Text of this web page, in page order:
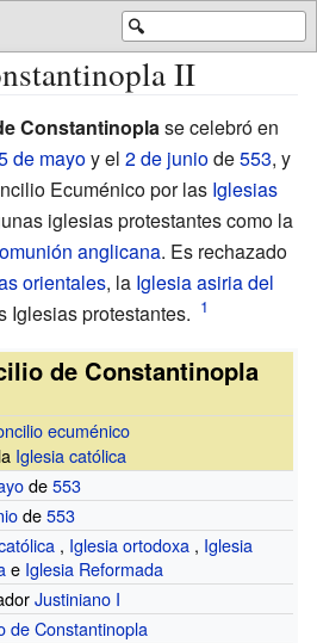
🔍
II
Constantinopla se celebró en
de mayoy el 2 de juniode553, y
Ecuménico por las Iglesias
iglesias protestantes como la
anglicana. Es rechazado
orientales, la Iglesia asiria del
Iglesias protestantes.
de Constantinopla
ecuménico
Iglesia católica
de553
de553
, Iglesia ortodoxa , Iglesia
e Iglesia Reformada
Justiniano I
de Constantinopla